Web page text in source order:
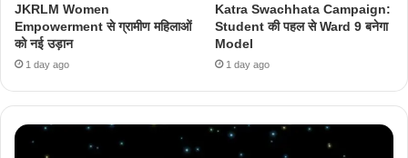
JKRLM Women
Empowerment से ग्रामीण महिलाओं
को नई उड़ान
1 day ago
Katra Swachhata Campaign:
Student की पहल से Ward 9 बनेगा
Model
1 day ago